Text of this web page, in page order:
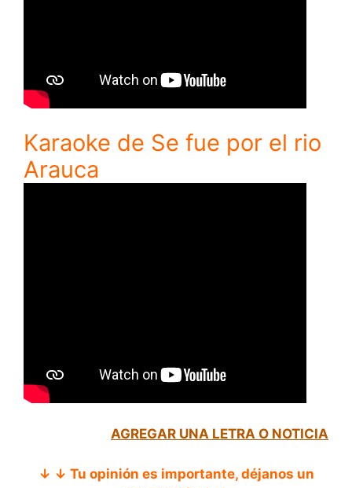
Karaoke de Se fue por el rio
Arauca
AGREGAR UNA LETRA O NOTICIA
↓ ↓ Tu opinión es importante, déjanos un